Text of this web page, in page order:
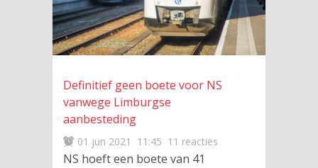
Definitief geen boete voor NS
vanwege Limburgse
aanbesteding
01 jun 2021 11:45 11 reacties
NS hoeft een boete van 41